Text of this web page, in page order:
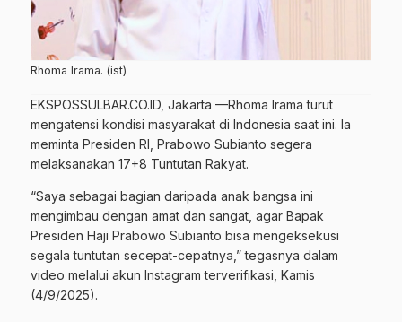
Rhoma Irama. (ist)
EKSPOSSULBAR.CO.ID, Jakarta —Rhoma Irama turut
mengatensi kondisi masyarakat di Indonesia saat ini. Ia
meminta Presiden RI, Prabowo Subianto segera
melaksanakan 17+8 Tuntutan Rakyat.
“Saya sebagai bagian daripada anak bangsa ini
mengimbau dengan amat dan sangat, agar Bapak
Presiden Haji Prabowo Subianto bisa mengeksekusi
segala tuntutan secepat-cepatnya,” tegasnya dalam
video melalui akun Instagram terverifikasi, Kamis
(4/9/2025).